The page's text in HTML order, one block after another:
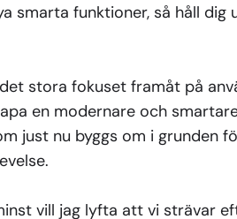
smarta funktioner, så håll
stora fokuset framåt på
en modernare och
just nu byggs om i grunden
vill jag lyfta att vi strävar